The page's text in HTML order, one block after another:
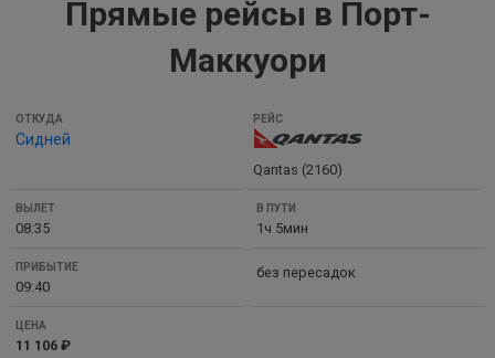
Прямые рейсы в Порт-
Маккуори
ОТКУДА
РЕЙС
В
ПУТИ
ПРИБЫТИЕ
ЦЕНА
Сидней
Qantas (2160)
08:35 1ч 5мин
09:40
без пересадок
11 106 ₽